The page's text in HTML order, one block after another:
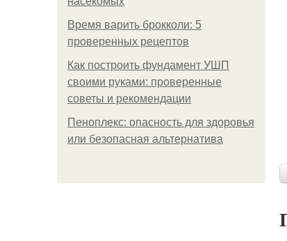
Время варить брокколи: 5
проверенных рецептов
Как построить фундамент УШП
своими руками: проверенные
советы и рекомендации
Пеноплекс: опасность для здоровья
или безопасная альтернатива